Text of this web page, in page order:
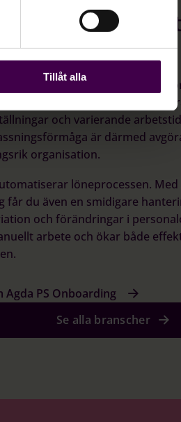
Tillåt alla
och
en skräddarsydd lösning
handel och lager, som ofta
och varierande
är därmed
organisation.
löneprocessen. Med
får du även en smidigare
och förändringar i
arbete och ökar både
Agda PS Onboarding
Se alla branscher